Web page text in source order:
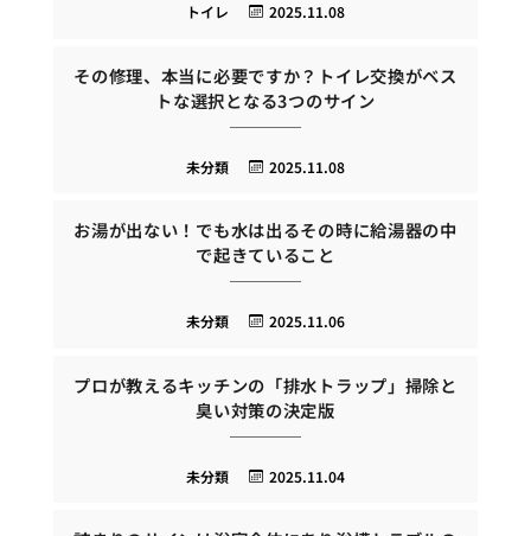
2025.11.08
トイレ
その修理、本当に必要ですか？トイレ交換がベス
トな選択となる3つのサイン
2025.11.08
未分類
お湯が出ない！でも水は出るその時に給湯器の中
で起きていること
2025.11.06
未分類
プロが教えるキッチンの「排水トラップ」掃除と
臭い対策の決定版
2025.11.04
未分類